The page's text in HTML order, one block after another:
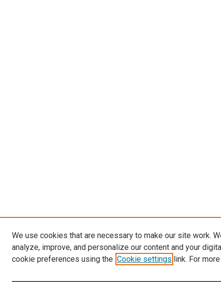
We use cookies that are necessary to make our site work.
analyze, improve, and personalize our content and your
cookie preferences using the Cookie settings link. For